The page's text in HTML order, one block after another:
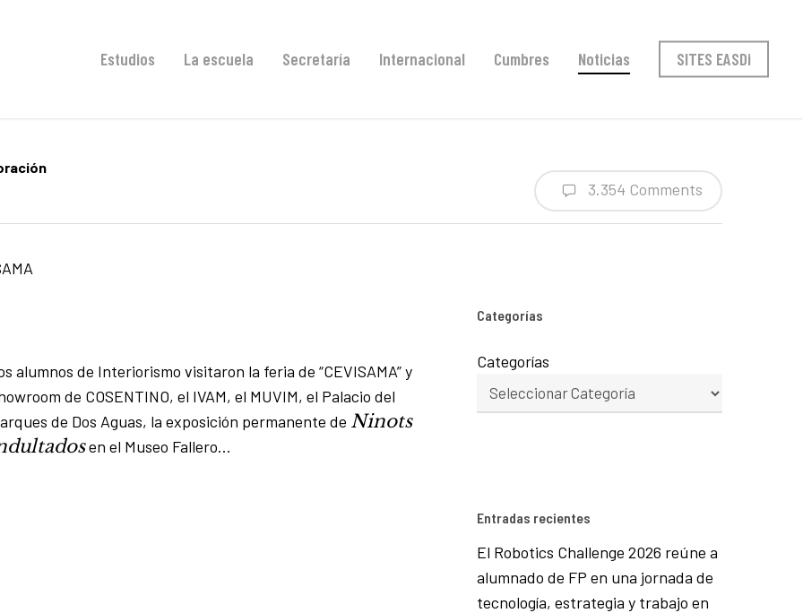
Estudios La escuela Secretaría Internacional Cumbres Noticias SITES EASDi
3.354 Comments
alumnos de Interiorismo visitaron la feria de “CEVISAMA” y
de COSENTINO, el IVAM, el MUVIM, el Palacio del
de Dos Aguas, la exposición permanente de Ninots
en el Museo Fallero…
Categorías
Categorías
Entradas recientes
El Robotics Challenge 2026 reúne a
alumnado de FP en una jornada de
tecnología, estrategia y trabajo en